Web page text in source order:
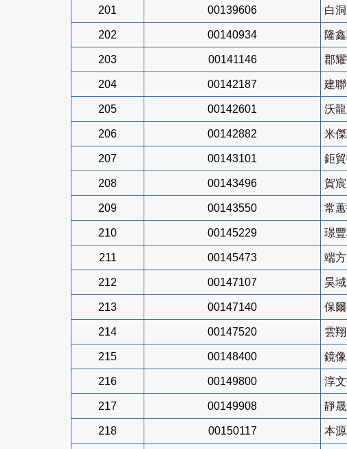
201 00139606 白
202 00140934 隆
203 00141146 郡
204 00142187 建
205 00142601 沃
206 00142882 米
207 00143101 鉅
208 00143496 賀
209 00143550 常
210 00145229 璟
211 00145473 端
212 00147107 昊
213 00147140 保
214 00147520 雲
215 00148400 鏡
216 00149800 淳
217 00149908 靜
218 00150117 本